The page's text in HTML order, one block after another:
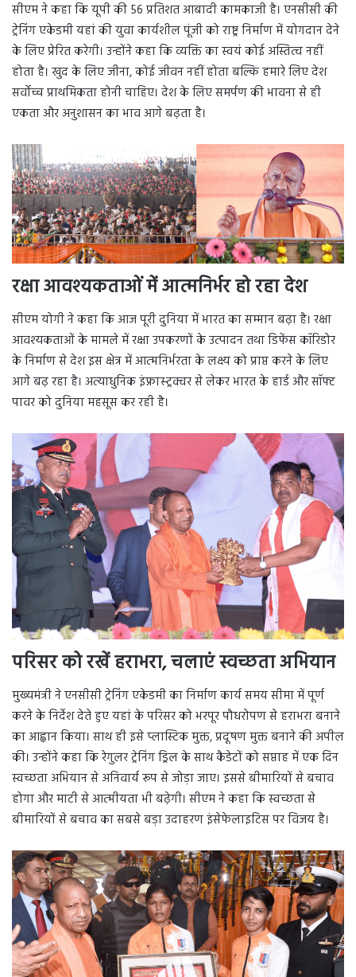
सीएम ने कहा कि यूपी की 56 प्रतिशत आबादी कामकाजी है। एनसीसी की
ट्रेनिंग एकेडमी यहां की युवा कार्यशील पूंजी को राष्ट्र निर्माण में योगदान देने
के लिए प्रेरित करेगी। उन्होंने कहा कि व्यक्ति का स्वयं कोई अस्तित्व नहीं
होता है। खुद के लिए जीना, कोई जीवन नहीं होता बल्कि हमारे लिए देश
सर्वोच्च प्राथमिकता होनी चाहिए। देश के लिए समर्पण की भावना से ही
एकता और अनुशासन का भाव आगे बढ़ता है।
रक्षा आवश्यकताओं में आत्मनिर्भर हो रहा देश
सीएम योगी ने कहा कि आज पूरी दुनिया में भारत का सम्मान बढ़ा है। रक्षा
आवश्यकताओं के मामले में रक्षा उपकरणों के उत्पादन तथा डिफेंस कॉरिडोर
के निर्माण से देश इस क्षेत्र में आत्मनिर्भरता के लक्ष्य को प्राप्त करने के लिए
आगे बढ़ रहा है। अत्याधुनिक इंफ्रास्ट्रक्चर से लेकर भारत के हार्ड और सॉफ्ट
पावर को दुनिया महसूस कर रही है।
परिसर को रखें हराभरा, चलाएं स्वच्छता अभियान
मुख्यमंत्री ने एनसीसी ट्रेनिंग एकेडमी का निर्माण कार्य समय सीमा में पूर्ण
करने के निर्देश देते हुए यहां के परिसर को भरपूर पौधरोपण से हराभरा बनाने
का आह्वान किया। साथ ही इसे प्लास्टिक मुक्त, प्रदूषण मुक्त बनाने की अपील
की। उन्होंने कहा कि रेगुलर ट्रेनिंग ड्रिल के साथ कैडेटों को सप्ताह में एक दिन
स्वच्छता अभियान से अनिवार्य रूप से जोड़ा जाए। इससे बीमारियों से बचाव
होगा और माटी से आत्मीयता भी बढ़ेगी। सीएम ने कहा कि स्वच्छता से
बीमारियों से बचाव का सबसे बड़ा उदाहरण इंसेफेलाइटिस पर विजय है।